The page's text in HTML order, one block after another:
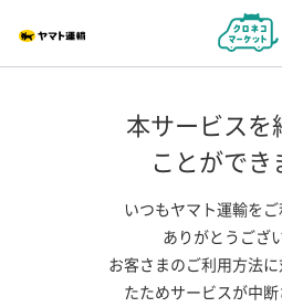
本サービスを
ことができ
いつもヤマト運輸を
ありがとうござ
お客さまのご利用方法
たためサービスが中断